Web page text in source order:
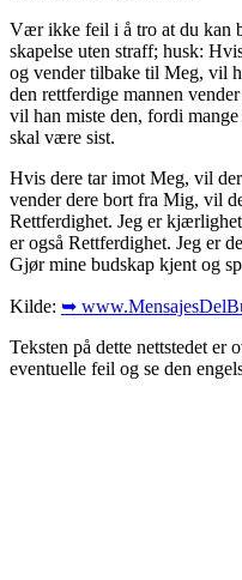
Vær ikke feil i å tro at du kan
skapelse uten straff; husk:
og vender tilbake til Meg, vil
den rettferdige mannen
vil han miste den, fordi
skal være sist.
Hvis dere tar imot Meg, vil
vender dere bort fra Mig, vil
Rettferdighet. Jeg er
er også Rettferdighet. Jeg er
Gjør mine budskap kjent og
Kilde: ➥
Teksten på dette nettstedet er
eventuelle feil og se den